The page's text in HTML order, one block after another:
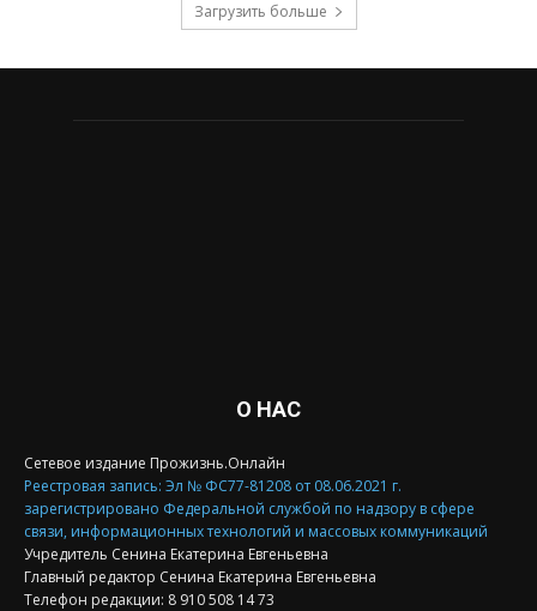
Загрузить больше
О НАС
Сетевое издание Прожизнь.Онлайн
Реестровая запись: Эл № ФС77-81208 от 08.06.2021 г.
зарегистрировано Федеральной службой по надзору в сфере
связи, информационных технологий и массовых коммуникаций
Учредитель Сенина Екатерина Евгеньевна
Главный редактор Сенина Екатерина Евгеньевна
Телефон редакции: 8 910 508 14 73